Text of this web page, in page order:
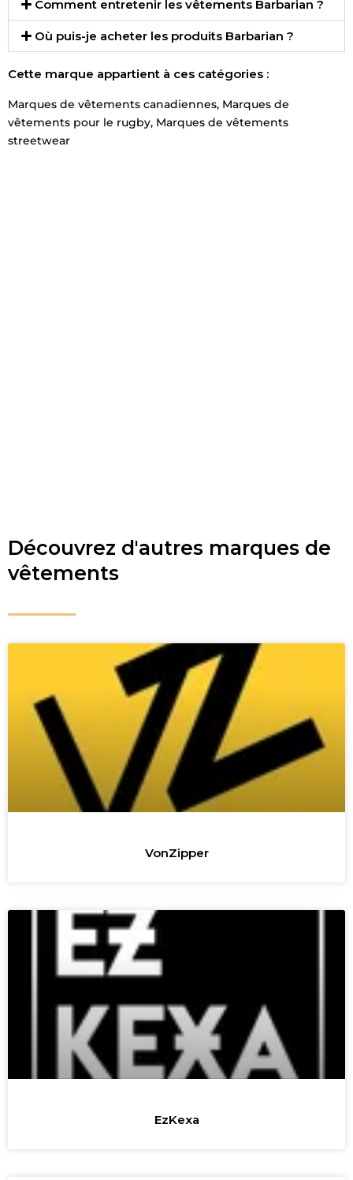
Comment entretenir les vêtements Barbarian ?
Où puis-je acheter les produits Barbarian ?
Cette marque appartient à ces catégories :
Marques de vêtements canadiennes, Marques de
vêtements pour le rugby, Marques de vêtements
streetwear
Découvrez d'autres marques de
vêtements
VonZipper
EzKexa